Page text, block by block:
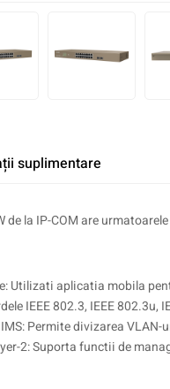
suplimentare
de la IP-COM are
Utilizati aplicatia mobila
IEEE 802.3, IEEE 802.3u,
Permite divizarea
2: Suporta functii de